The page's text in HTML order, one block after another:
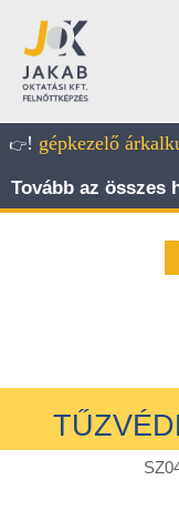
👉! gépkezelő
Tovább az összes